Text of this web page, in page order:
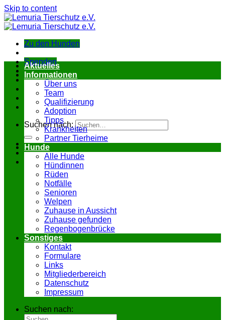
Skip to content
Zu den Hunden
Spenden
Suchen nach:
Aktuelles
Informationen
Über uns
Team
Qualifizierung
Adoption
Tipps
Krankheiten
Partner Tierheime
Hunde
Alle Hunde
Hündinnen
Rüden
Notfälle
Senioren
Welpen
Zuhause in Aussicht
Zuhause gefunden
Regenbogenbrücke
Sonstiges
Kontakt
Formulare
Links
Mitgliederbereich
Datenschutz
Impressum
Suchen nach: